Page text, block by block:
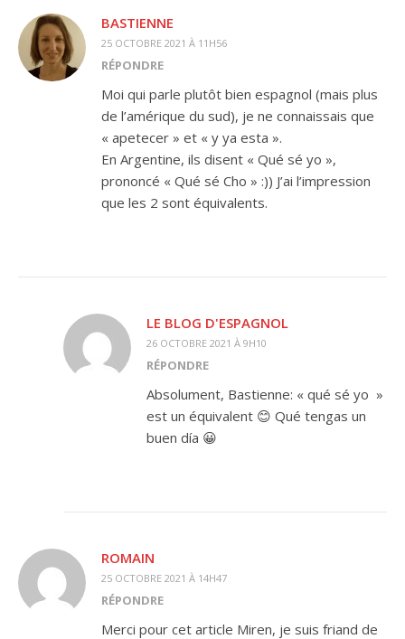
BASTIENNE
25 OCTOBRE 2021 À 11H56
RÉPONDRE
Moi qui parle plutôt bien espagnol (mais plus
de l’amérique du sud), je ne connaissais que
« apetecer » et « y ya esta ».
En Argentine, ils disent « Qué sé yo »,
prononcé « Qué sé Cho » :)) J’ai l’impression
que les 2 sont équivalents.
LE BLOG D'ESPAGNOL
26 OCTOBRE 2021 À 9H10
RÉPONDRE
Absolument, Bastienne: « qué sé yo »
est un équivalent 😊 Qué tengas un
buen día 😀
ROMAIN
25 OCTOBRE 2021 À 14H47
RÉPONDRE
Merci pour cet article Miren, je suis friand de